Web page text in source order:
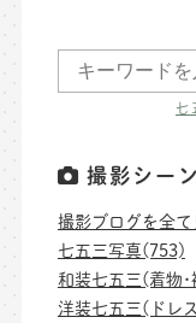
七
撮影シー
撮影ブログを全て
七五三写真(753)
和装七五三(着物･
洋装七五三(ドレ